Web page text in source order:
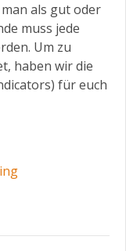
als gut oder
muss jede
Um zu
haben wir die
für euch